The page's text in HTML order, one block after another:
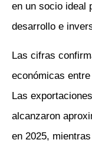
en un socio ideal
desarrollo e
Las cifras
económicas
Las
alcanzaron
en 2025,